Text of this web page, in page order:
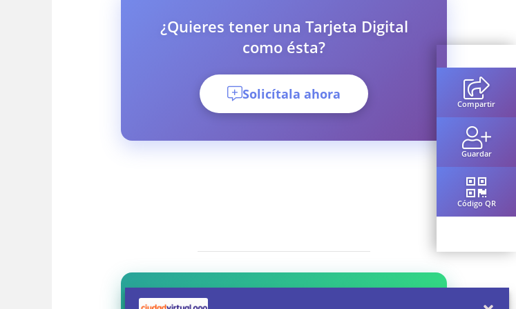
Compartir
Guardar
Código QR
¿Quieres tener una Tarjeta Digital
como ésta?
Solicítala ahora